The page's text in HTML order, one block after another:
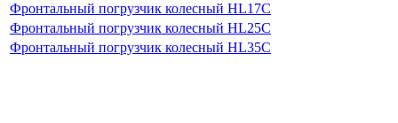
Фронтальный погрузчик колесный HL17C
Фронтальный погрузчик колесный HL25C
Фронтальный погрузчик колесный HL35C